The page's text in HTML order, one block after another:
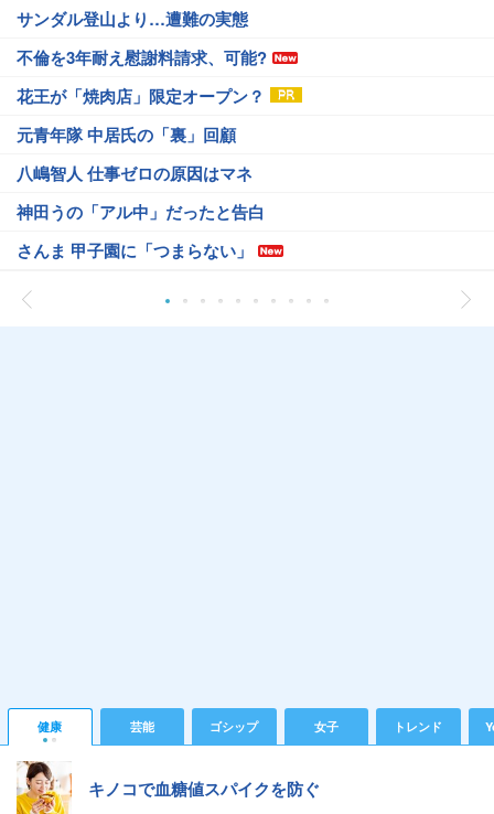
サンダル登山より…遭難の実態
不倫を3年耐え慰謝料請求、可能?
花王が「焼肉店」限定オープン？
元青年隊 中居氏の「裏」回顧
八嶋智人 仕事ゼロの原因はマネ
神田うの「アル中」だったと告白
さんま 甲子園に「つまらない」
健康 芸能 ゴシップ 女子 トレンド
キノコで血糖値スパイクを防ぐ